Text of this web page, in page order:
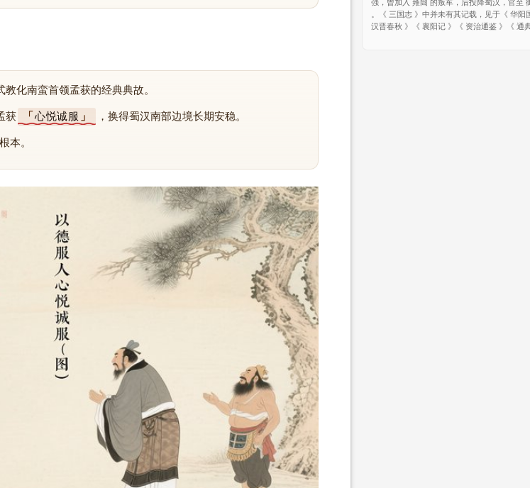
教化南蛮首领孟获的经典典故。
获 心悦诚服 ，换得蜀汉南部边境长期安稳。
本。
强，曾加入 雍闿 的叛军，后投降蜀汉，官至
。《 三国志 》中并未有其记载，见于《 华阳
汉晋春秋 》《 襄阳记 》《 资治通鉴 》《 通